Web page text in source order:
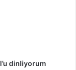
dinliyorum